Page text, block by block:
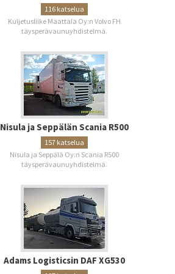
116 katselua
Kuljetusliike Määttälä Oy:n Volvo FH
täysperävaunuyhdistelmä.
Nisula ja Seppälän Scania R500
157 katselua
Nisula ja Seppälä Oy:n Scania R500
täysperävaunuyhdistelmä.
Adams Logisticsin DAF XG530